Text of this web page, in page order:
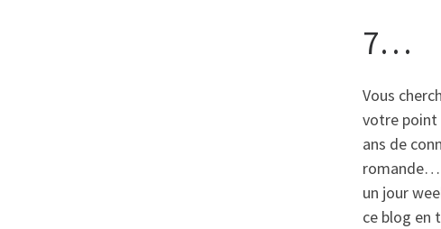
7…
Vous
votre point
ans de
romande…
un jour
ce blog en